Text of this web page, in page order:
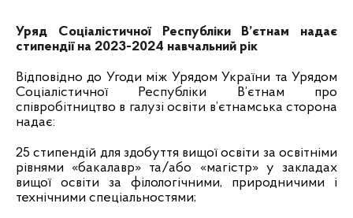
Уряд Соціалістичної Республіки В’єтнам надає
стипендії на 2023-2024 навчальний рік
Відповідно до Угоди між Урядом України та Урядом
Соціалістичної Республіки В’єтнам про
співробітництво в галузі освіти в’єтнамська сторона
надає:
25 стипендій для здобуття вищої освіти за освітніми
рівнями «бакалавр» та/або «магістр» у закладах
вищої освіти за філологічними, природничими і
технічними спеціальностями;